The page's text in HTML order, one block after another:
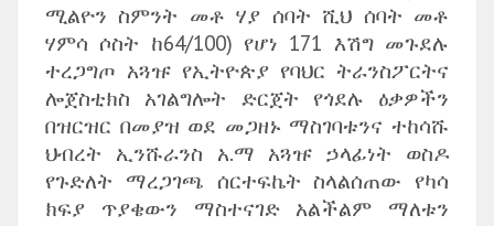
ሚልዮን ስምንት መቶ ሃያ ሰባት ሺህ ሰባት መቶ
ሃምሳ ሶስት ከ64/100) የሆነ 171 እሽግ መጉደሉ
ተረጋግጦ አጓዡ የኢትዮጵያ የባህር ትራንስፖርትና
ሎጀስቲክስ አገልግሎት ድርጀት የጎደሉ ዕቃዎችን
በዝርዝር በመያዝ ወደ መጋዘኑ ማስገባቱንና ተከሳሹ
ህብረት ኢንሹራንስ አ.ማ አጓዡ ኃላፊነት ወስዶ
የጉድለት ማረጋገጫ ሰርተፍኬት ስላልሰጠው የካሳ
ክፍያ ጥያቄውን ማስተናገድ አልችልም ማለቱን